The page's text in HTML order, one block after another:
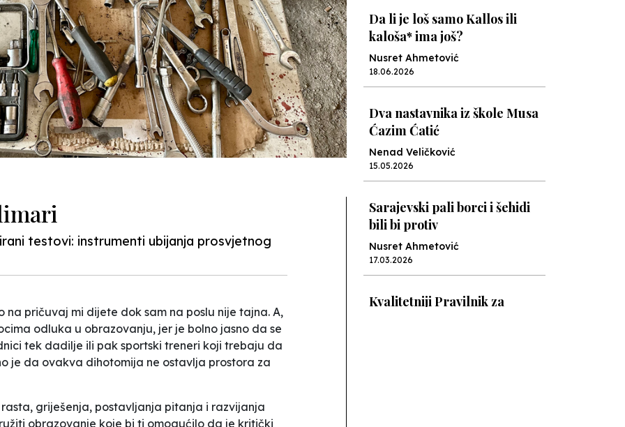
testovi: instrumenti ubijanja prosvjetnog
na pričuvaj mi dijete dok sam na poslu nije tajna. A,
odluka u obrazovanju, jer je bolno jasno da se
tek dadilje ili pak sportski treneri koji trebaju da
je da ovakva dihotomija ne ostavlja prostora za
griješenja, postavljanja pitanja i razvijanja
obrazovanje koje bi ti omogućilo da je kritički
Nenad Veličković
15.05.2026
Sarajevski pali borci i šehidi
Nusret Ahmetović
17.03.2026
Kvalitetniji Pravilnik za
radnika
Nusret Ahmetović
05.03.2026
Nenad Veličković